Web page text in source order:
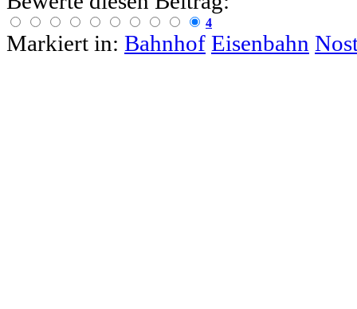
4
Markiert in: Bahnhof Eisenbahn